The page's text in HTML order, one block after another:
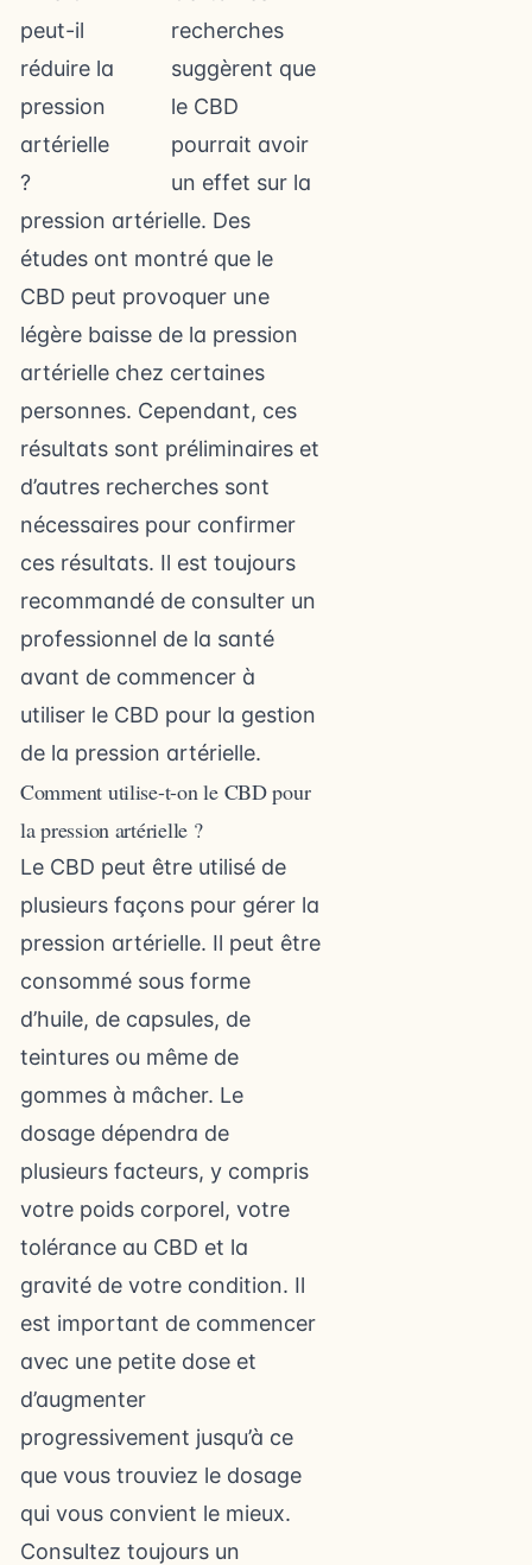
recherches
suggèrent que
le CBD
pourrait avoir
un effet sur la
pression artérielle. Des
études ont montré que le
CBD peut provoquer une
légère baisse de la pression
artérielle chez certaines
personnes. Cependant, ces
résultats sont préliminaires et
d’autres recherches sont
nécessaires pour confirmer
ces résultats. Il est toujours
recommandé de consulter un
professionnel de la santé
avant de commencer à
utiliser le CBD pour la gestion
de la pression artérielle.
Comment utilise-t-on le CBD pour
la pression artérielle ?
Le CBD peut être utilisé de
plusieurs façons pour gérer la
pression artérielle. Il peut être
consommé sous forme
d’huile, de capsules, de
teintures ou même de
gommes à mâcher. Le
dosage dépendra de
plusieurs facteurs, y compris
votre poids corporel, votre
tolérance au CBD et la
gravité de votre condition. Il
est important de commencer
avec une petite dose et
d’augmenter
progressivement jusqu’à ce
que vous trouviez le dosage
qui vous convient le mieux.
Consultez toujours un